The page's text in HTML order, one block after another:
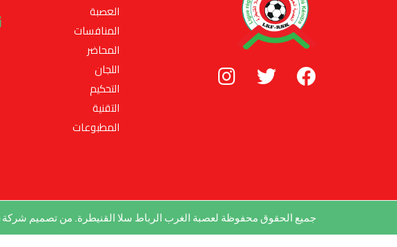
العصبة
المنافسات
المحاضر
اللجان
التحكيم
التقنية
المطبوعات
جميع الحقوق محفوظة لعصبة الغرب الرباط سلا القنيطرة. من تصميم شركة